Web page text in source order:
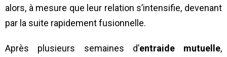
alors, à mesure que leur relation s’intensifie, devenant
par la suite rapidement fusionnelle.
Après plusieurs semaines d’entraide mutuelle,